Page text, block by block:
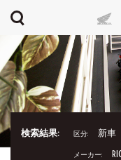
検索結果: 区分: 新車
メーカー: